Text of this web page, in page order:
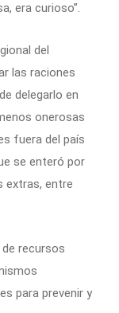
era curioso”.
del
las raciones
delegarlo en
onerosas
fuera del país
se enteró por
extras, entre
de recursos
para prevenir y